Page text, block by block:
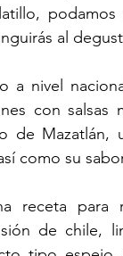
al
a nivel
con salsas
de Mazatlán,
como su
receta
de chile,